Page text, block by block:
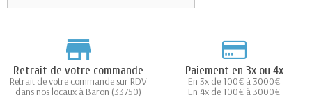
Retrait de votre commande
Retrait de votre commande sur RDV
dans nos locaux à Baron (33750)
Paiement en 3x ou 4x
En 3x de 100€ à 3000€
En 4x de 100€ à 3000€